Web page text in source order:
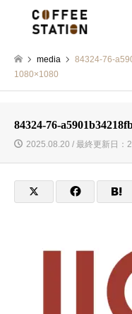
media
84324-76-
1080×1080
84324-76-
2025.08.20 / 最終更新日：